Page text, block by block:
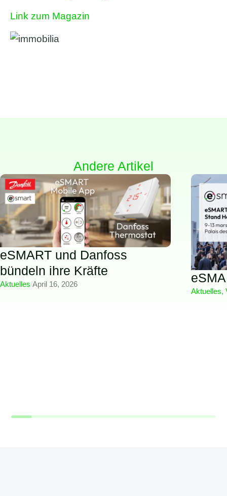
Link zum Magazin
Andere Artikel
eSMART und Danfoss
bündeln ihre Kräfte
Aktuelles/April 16, 2026
Aktuelles,